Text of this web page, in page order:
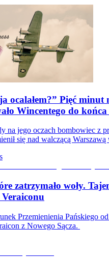
ocalałem?” Pięć minut
Wincentego do końca
na jego oczach bombowiec z
się nad walczącą Warszawą
zatrzymało woły.
Veraiconu
Przemienienia Pańskiego
z Nowego Sącza.